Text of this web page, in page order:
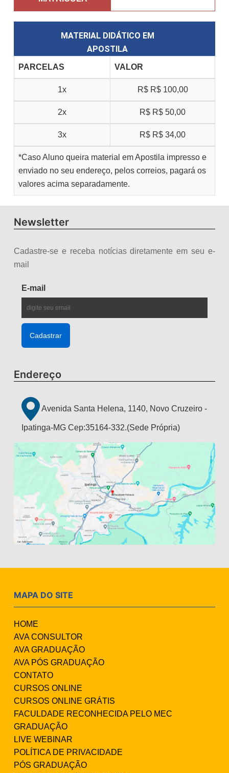
MATERIAL DIDÁTICO EM
APOSTILA
PARCELAS VALOR
1x R$ R$ 100,00
2x R$ R$ 50,00
3x R$ R$ 34,00
*Caso Aluno queira material em Apostila impresso e
enviado no seu endereço, pelos correios, pagará os
valores acima separadamente.
Newsletter
Cadastre-se e receba notícias diretamente em seu e-
mail
E-mail
Endereço
Avenida Santa Helena, 1140, Novo Cruzeiro -
Ipatinga-MG Cep:35164-332.(Sede Própria)
MAPA DO SITE
HOME
AVA CONSULTOR
AVA GRADUAÇÃO
AVA PÓS GRADUAÇÃO
CONTATO
CURSOS ONLINE
CURSOS ONLINE GRÁTIS
FACULDADE RECONHECIDA PELO MEC
GRADUAÇÃO
LIVE WEBINAR
POLÍTICA DE PRIVACIDADE
PÓS GRADUAÇÃO